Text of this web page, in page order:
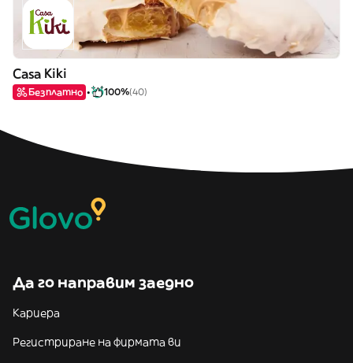
Casa Kiki
Безплатно 100%(40)
Да го направим заедно
Кариера
Регистриране на фирмата ви